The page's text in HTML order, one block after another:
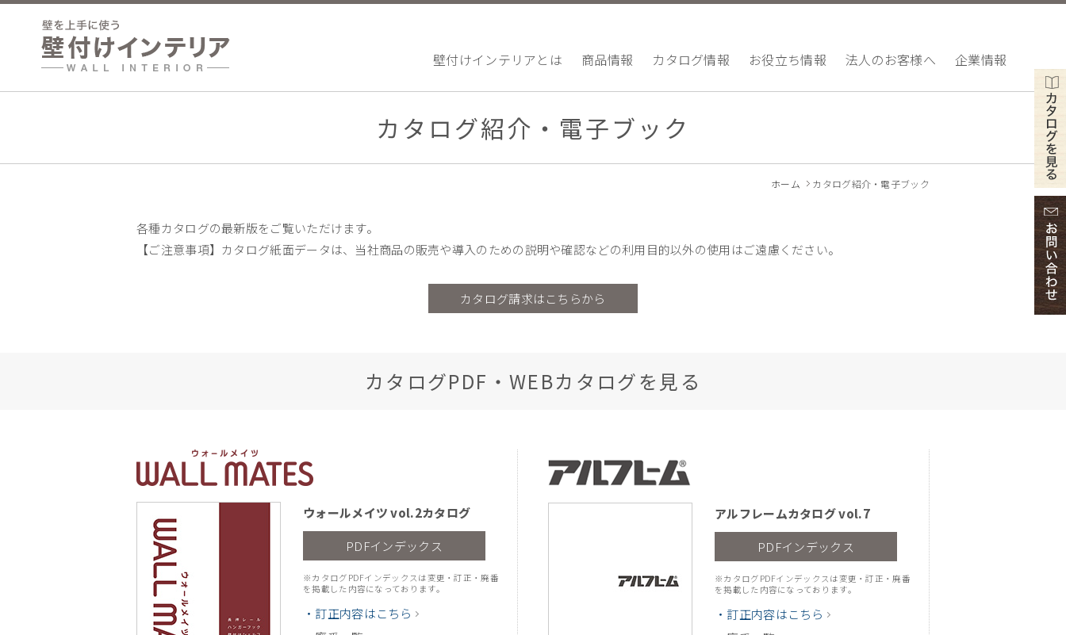
壁付けインテリアとは 商品情報 カタログ情報 お役立ち情報 法人のお客様へ 企業情報
カタログ紹介・電子ブック
ホーム カタログ紹介・電子ブック
各種カタログの最新版をご覧いただけます。
【ご注意事項】カタログ紙面データは、当社商品の販売や導入のための説明や確認などの利用目的以外の使用はご遠慮ください。
カタログ請求はこちらから
カタログPDF・WEBカタログを見る
ウォールメイツ vol.2カタログ
PDFインデックス
※カタログPDFインデックスは変更・訂正・廃番
を掲載した内容になっております。
・訂正内容はこちら
アルフレームカタログ vol.7
PDFインデックス
※カタログPDFインデックスは変更・訂正・廃番
を掲載した内容になっております。
・訂正内容はこちら